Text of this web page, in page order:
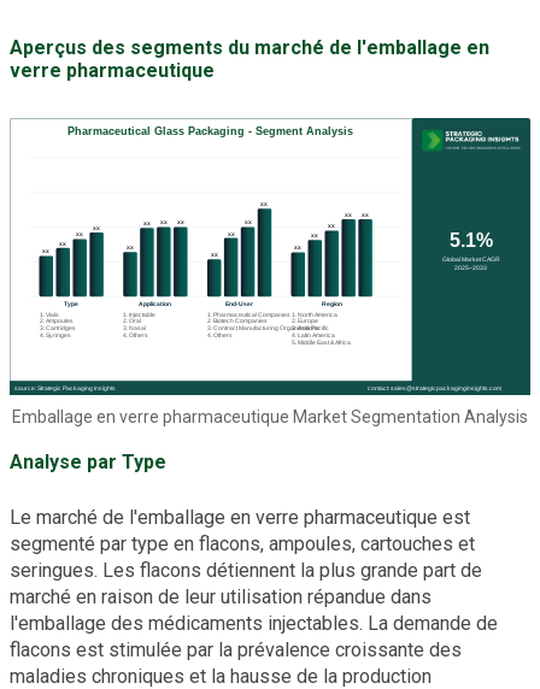
Aperçus des segments du marché de l'emballage en
verre pharmaceutique
Emballage en verre pharmaceutique Market Segmentation Analysis
Analyse par Type
Le marché de l'emballage en verre pharmaceutique est
segmenté par type en flacons, ampoules, cartouches et
seringues. Les flacons détiennent la plus grande part de
marché en raison de leur utilisation répandue dans
l'emballage des médicaments injectables. La demande de
flacons est stimulée par la prévalence croissante des
maladies chroniques et la hausse de la production